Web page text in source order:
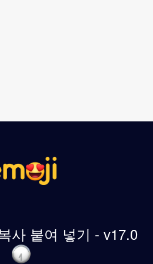
사 붙여 넣기 - v17.0